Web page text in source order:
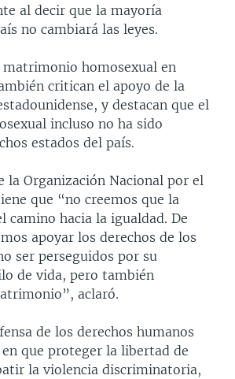
al decir que la mayoría
no cambiará las leyes.
homosexual en
critican el apoyo de la
y destacan que el
incluso no ha sido
estados del país.
la Organización Nacional por el
que “no creemos que la
camino hacia la igualdad. De
apoyar los derechos de los
ser perseguidos por su
de vida, pero también
aclaró.
de los derechos humanos
que proteger la libertad de
la violencia discriminatoria,